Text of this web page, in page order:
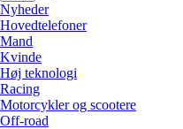
Nyheder
Hovedtelefoner
Mand
Kvinde
Høj teknologi
Racing
Motorcykler og scootere
Off-road